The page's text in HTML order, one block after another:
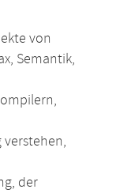
von
Semantik,
verstehen,
der